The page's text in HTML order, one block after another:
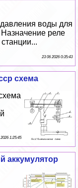
воды для
реле
23 06 2026 0:35:43
схема
1:25:45
аккумулятор